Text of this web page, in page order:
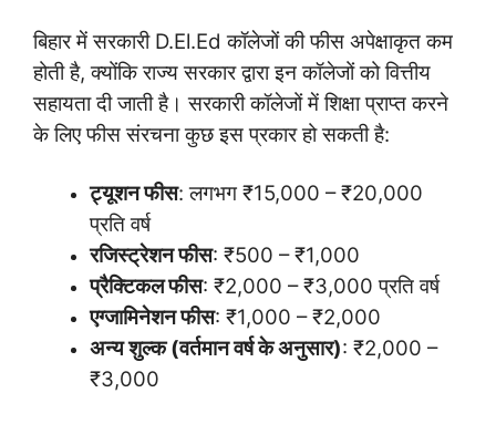
बिहार में सरकारी D.El.Ed कॉलेजों की फीस अपेक्षाकृत कम
होती है, क्योंकि राज्य सरकार द्वारा इन कॉलेजों को वित्तीय
सहायता दी जाती है। सरकारी कॉलेजों में शिक्षा प्राप्त करने
के लिए फीस संरचना कुछ इस प्रकार हो सकती है:
ट्यूशन फीस: लगभग ₹15,000 – ₹20,000
प्रति वर्ष
रजिस्ट्रेशन फीस: ₹500 – ₹1,000
प्रैक्टिकल फीस: ₹2,000 – ₹3,000 प्रति वर्ष
एग्जामिनेशन फीस: ₹1,000 – ₹2,000
अन्य शुल्क (वर्तमान वर्ष के अनुसार): ₹2,000 –
₹3,000